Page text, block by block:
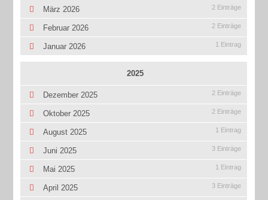
März 2026 2 Einträge
Februar 2026 2 Einträge
Januar 2026 1 Eintrag
2025
Dezember 2025 2 Einträge
Oktober 2025 2 Einträge
August 2025 1 Eintrag
Juni 2025 3 Einträge
Mai 2025 1 Eintrag
April 2025 3 Einträge